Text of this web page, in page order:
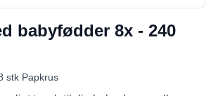
babyfødder 8x - 240
stk Papkrus